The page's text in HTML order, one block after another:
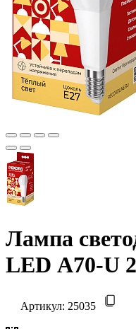
Контакты
Лампа
LED А70-U
Артикул: 25035